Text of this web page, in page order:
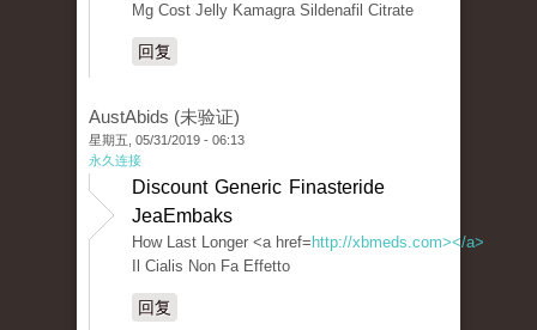
Mg Cost Jelly Kamagra Sildenafil Citrate
回复
AustAbids (未验证)
星期五, 05/31/2019 - 06:13
永久连接
Discount Generic Finasteride
JeaEmbaks
How Last Longer <a href= http://xbmeds.com></a>
Il Cialis Non Fa Effetto
回复